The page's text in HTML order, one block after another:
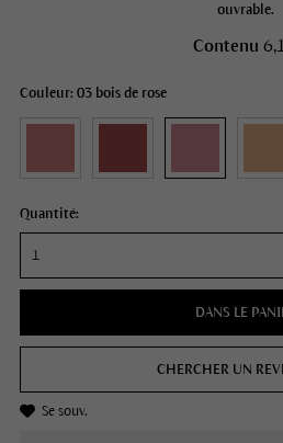
ouvrable.
Contenu
Couleur: 03 bois de rose
Quantité:
DANS LE
CHERCHER UN
Se souv.